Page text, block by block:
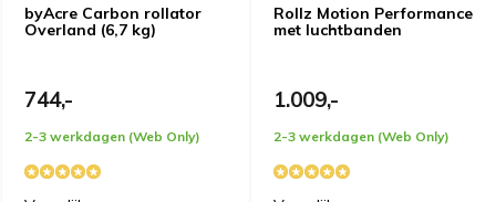
byAcre Carbon rollator
Overland (6,7 kg)
744,-
2-3 werkdagen (Web Only)
Rollz Motion Performance
met luchtbanden
1.009,-
2-3 werkdagen (Web Only)